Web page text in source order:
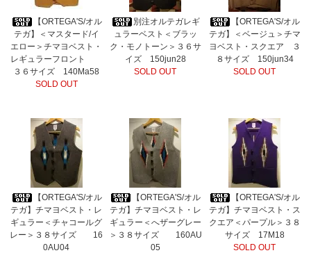
【ORTEGA'S/オル
テガ】＜マスタード/イ
エロー＞チマヨベスト・
レギュラーフロント
３６サイズ 140Ma58
SOLD OUT
別注オルテガレギ
ュラーベスト＜ブラッ
ク・モノトーン＞３６サ
イズ 150jun28
SOLD OUT
【ORTEGA'S/オル
テガ】＜ベージュ＞チマ
ヨベスト・スクエア ３
８サイズ 150jun34
SOLD OUT
【ORTEGA'S/オル
テガ】チマヨベスト・レ
ギュラー＜チャコールグ
レー＞３８サイズ 16
0AU04
【ORTEGA'S/オル
テガ】チマヨベスト・レ
ギュラー＜へザーグレー
＞３８サイズ 160AU
05
【ORTEGA'S/オル
テガ】チマヨベスト・ス
クエア＜パープル＞３８
サイズ 17M18
SOLD OUT